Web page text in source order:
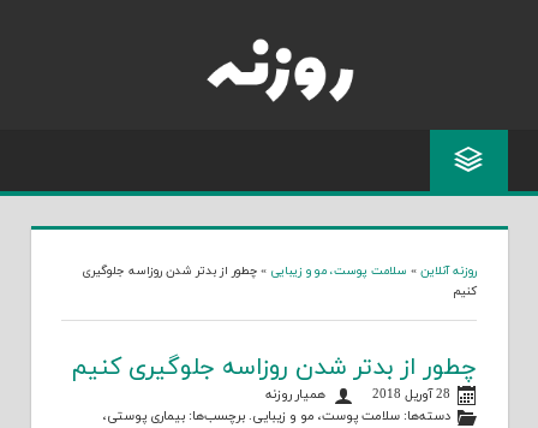
روزنه آنلاین » سلامت پوست، مو و زیبایی » چطور از بدتر شدن روزاسه جلوگیری
کنیم
چطور از بدتر شدن روزاسه جلوگیری کنیم
28 آوریل 2018
همیار روزنه
دسته‌ها:سلامت پوست، مو و زیبایی. برچسب‌ها:بیماری پوستی،